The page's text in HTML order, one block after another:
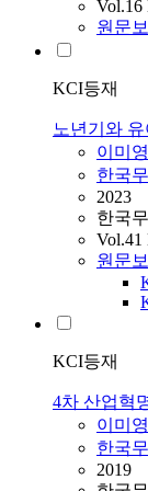
Vol.16
원문보
KCI등재
노년기와
이미영
한국
2023
한국
Vol.41
원문
KCI등재
4차 산업혁
이미영
한국
2019